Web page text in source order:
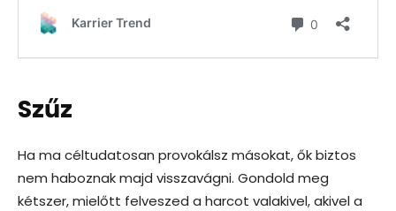
Szűz
Ha ma céltudatosan provokálsz másokat, ők biztos
nem haboznak majd visszavágni. Gondold meg
kétszer, mielőtt felveszed a harcot valakivel, akivel a